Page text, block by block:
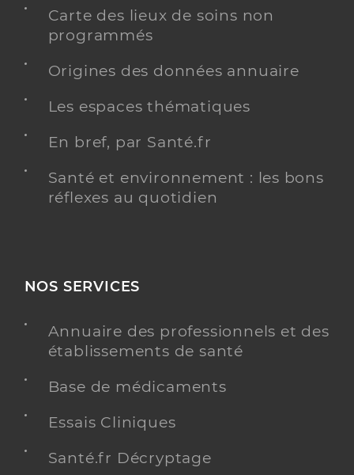
Carte des lieux de soins non
programmés
Origines des données annuaire
Les espaces thématiques
En bref, par Santé.fr
Santé et environnement : les bons
réflexes au quotidien
NOS SERVICES
Annuaire des professionnels et des
établissements de santé
Base de médicaments
Essais Cliniques
Santé.fr Décryptage